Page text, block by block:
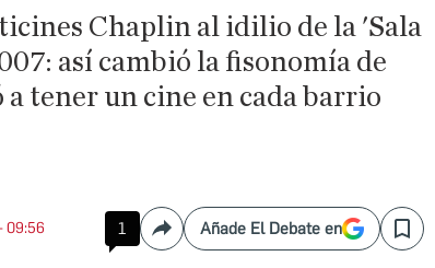
Chaplin al idilio de la 'Sala
así cambió la fisonomía de
a tener un cine en cada barrio
09:56 1 CompartirAñade El Debate en Save